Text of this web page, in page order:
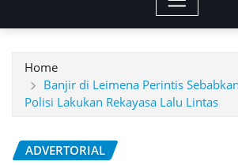
Home
Banjir di Leimena Perintis
Polisi Lakukan Rekayasa Lalu Lintas
ADVERTORIAL